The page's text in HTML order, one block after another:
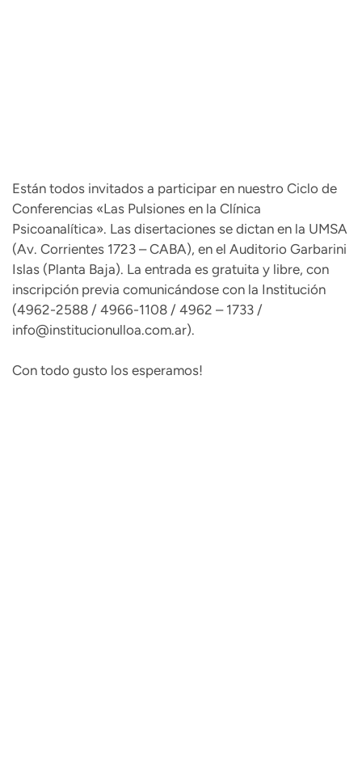
Están todos invitados a participar en nuestro Ciclo de
Conferencias «Las Pulsiones en la Clínica
Psicoanalítica». Las disertaciones se dictan en la UMSA
(Av. Corrientes 1723 – CABA), en el Auditorio Garbarini
Islas (Planta Baja). La entrada es gratuita y libre, con
inscripción previa comunicándose con la Institución
(4962-2588 / 4966-1108 / 4962 – 1733 /
info@institucionulloa.com.ar).
Con todo gusto los esperamos!